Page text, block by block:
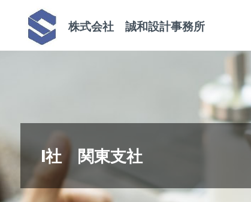
プ
株式会社 誠和設計事務所
I社 関東支社